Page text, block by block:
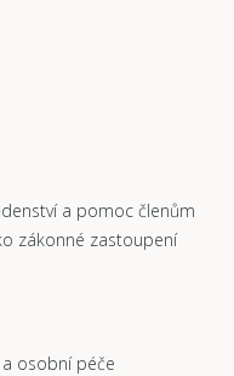
a pomoc členům
zákonné zastoupení
osobní péče